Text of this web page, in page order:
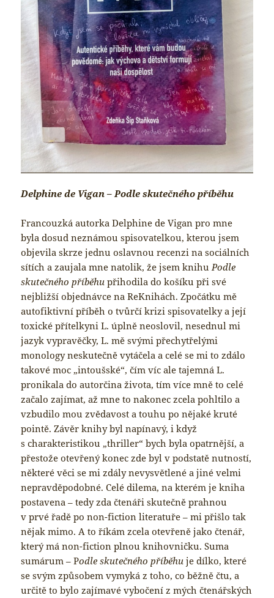
Delphine de Vigan – Podle skutečného příběhu
Francouzká autorka Delphine de Vigan pro mne
byla dosud neznámou spisovatelkou, kterou jsem
objevila skrze jednu oslavnou recenzi na sociálních
sítích a zaujala mne natolik, že jsem knihuPodle
skutečného příběhupřihodila do košíku při své
nejbližší objednávce na ReKnihách. Zpočátku mě
autofiktivní příběh o tvůrčí krizi spisovatelky a její
toxické přítelkyni L. úplně neoslovil, nesednul mi
jazyk vypravěčky, L. mě svými přechytřelými
monology neskutečně vytáčela a celé se mi to zdálo
takové moc „intoušské“, čím víc ale tajemná L.
pronikala do autorčina života, tím více mně to celé
začalo zajímat, až mne to nakonec zcela pohltilo a
vzbudilo mou zvědavost a touhu po nějaké kruté
pointě. Závěr knihy byl napínavý, i když
s charakteristikou „thriller“ bych byla opatrnější, a
přestože otevřený konec zde byl v podstatě nutností,
některé věci se mi zdály nevysvětlené a jiné velmi
nepravděpodobné. Celé dilema, na kterém je kniha
postavena – tedy zda čtenáři skutečně prahnou
v prvé řadě po non-fiction literatuře – mi přišlo tak
nějak mimo. A to říkám zcela otevřeně jako čtenář,
který má non-fiction plnou knihovničku. Suma
sumárum – Podle skutečného příběhuje dílko, které
se svým způsobem vymyká z toho, co běžně čtu, a
určitě to bylo zajímavé vybočení z mých čtenářských